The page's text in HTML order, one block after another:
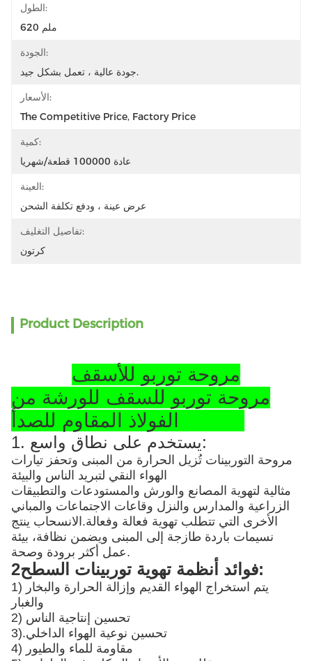
الطول:
620 ملم
الجودة:
جودة عالية ، تعمل بشكل جيد.
الأسعار:
The Competitive Price, Factory Price
كمية:
عادة 100000 قطعة/شهريا
العينة:
عرض عينة ، ودفع تكلفة الشحن
تفاصيل التغليف:
كرتون
Product Description
مروحة توربو للأسقف
مروحة توربو للسقف للورشة من
1. يستخدم على نطاق واسع:
مروحة التوربينات تُزيل الحرارة من المبنى وتحفز تيارات
الهواء النقي لتبريد الناس والبيئة
مثالية لتهوية المصانع والورش والمستودعات والتطبيقات
الزراعية والمدارس والنزل وقاعات الاجتماعات والمباني
الأخرى التي تتطلب تهوية فعالة وفعالة.الانسحاب ينتج
نسيمات باردة طازجة إلى المبنى ويضمن نظافة، بيئة
عمل أكثر برودة وصحة.
2فوائد أنظمة تهوية توربينات السطح:
1) يتم استخراج الهواء القديم وإزالة الحرارة والبخار
والغبار
2) تحسين إنتاجية الناس
3).تحسين نوعية الهواء الداخلي
4) مقاومة للماء والطيور